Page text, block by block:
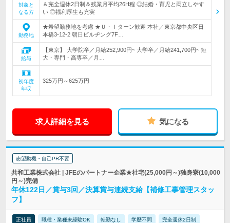
対象と
なる方
＆完全週休2日制＆残業月平均26H程 ◎結婚・育児と両立しやす
い ◎福利厚生も充実
勤務地
★希望勤務地を考慮 ★Ｕ・Ｉターン歓迎 本社／東京都中央区日
本橋3-12-2 朝日ビルヂング7F…
給与
【東京】 大学院卒／月給252,900円~ 大学卒／月給241,700円~ 短
大・専門・高専卒／月…
初年度
年収
325万円～625万円
求人詳細を見る 気になる
志望動機・自己PR不要
共和工業株式会社 | JFEのパートナー企業★社宅(25,000円～)独身寮(10,000
円～)完備
年休122日／賞与3回／決算賞与連続支給【補修工事管理スタッ
フ】
正社員 職種・業種未経験OK 転勤なし 学歴不問 完全週休2日制